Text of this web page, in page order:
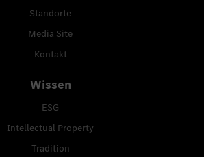
Standorte
Media Site
Kontakt
Wissen
ESG
Intellectual Property
Tradition